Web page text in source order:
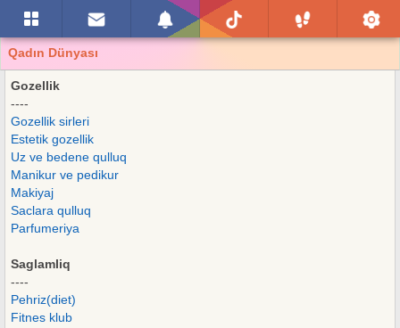
Qadın Dünyası
Gozellik
----
Gozellik sirleri
Estetik gozellik
Uz ve bedene qulluq
Manikur ve pedikur
Makiyaj
Saclara qulluq
Parfumeriya
Saglamliq
----
Pehriz(diet)
Fitnes klub